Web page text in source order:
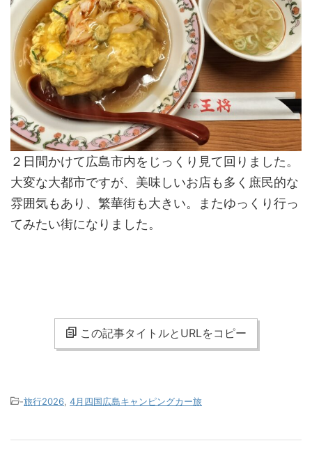
２日間かけて広島市内をじっくり見て回りました。
大変な大都市ですが、美味しいお店も多く庶民的な
雰囲気もあり、繁華街も大きい。またゆっくり行っ
てみたい街になりました。
この記事タイトルとURLをコピー
-旅行2026, 4月四国広島キャンピングカー旅